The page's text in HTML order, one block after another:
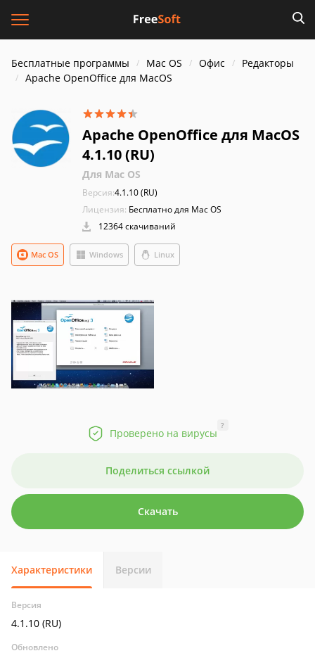
Бесплатные программы Mac OS Офис
Редакторы
Apache OpenOffice для MacOS
Apache OpenOffice для MacOS
4.1.10 (RU)
Для Mac OS
Версия:4.1.10 (RU)
Лицензия: Бесплатно для Mac OS
12364 скачиваний
Windows
Mac OS Linux
Проверено на вирусы
?
Поделиться ссылкой
Скачать
Характеристики Версии
Версия
4.1.10 (RU)
Обновлено